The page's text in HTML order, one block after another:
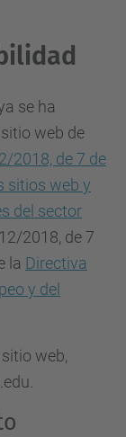
se ha
web de
2018, de 7 de
sitios web y
del sector
2018, de 7
la Directiva
y del
web,